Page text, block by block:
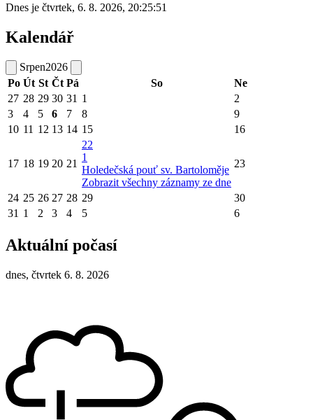
Dnes je čtvrtek, 6. 8. 2026, 20:25:51
Kalendář
Srpen2026
Po Út St Čt Pá So
Ne
27 28 29 30 31 1
2
3
4 5 6 7 8
9
10 11 12 13 14 15 16
17 18 19 20 21
22
1
Holedečská pouť sv. Bartoloměje
Zobrazit všechny záznamy ze dne
23
24 25 26 27 28 29
30
31 1 2 3 4 5 6
Aktuální počasí
dnes, čtvrtek 6. 8. 2026